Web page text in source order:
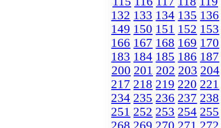
132 133 134 135 136
149 150 151 152 153
166 167 168 169 170
183 184 185 186 187
200 201 202 203 204
217 218 219 220 221
234 235 236 237 238
251 252 253 254 255
268 269 270 271 272